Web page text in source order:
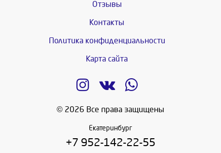
Отзывы
Контакты
Политика конфиденциальности
Карта сайта
© 2026 Все права защищены
Екатеринбург
+7 952-142-22-55